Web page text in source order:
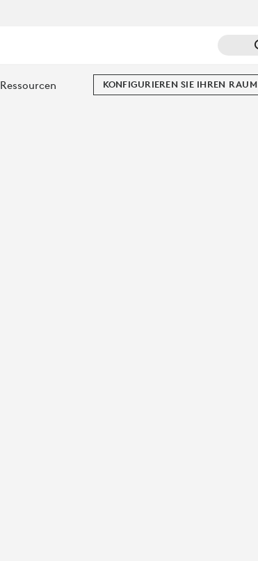
Ressourcen KONFIGURIEREN SIE IHREN RAUM